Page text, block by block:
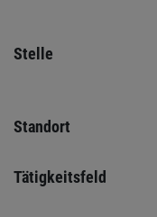
Stelle
Standort
Tätigkeitsfeld